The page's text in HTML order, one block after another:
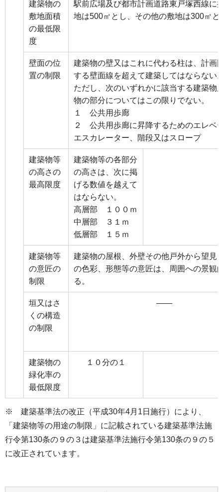
建築物の
敷地面積
の最低限
度
駅前広場及び都市計画道路東戸塚西線に
地は500㎡とし、その他の敷地は300㎡と
壁面の位
置の制限
建築物の壁又はこれに代わる柱は、計画
する壁面線を超えて建築してはならない
ただし、次のいずれかに該当する建築物
物の部分についてはこの限りでない。
１ 公共用歩廊
２ 公共用歩廊に昇降するためのエレベ
エスカレーター、階段又はスロープ
建築物等
の高さの
最高限度
建築物等の各部分
の高さは、次に掲
げる数値を越えて
はならない。
高層部 １００ｍ
中層部 ３１ｍ
低層部 １５ｍ
建築物等
の意匠の
制限
建築物の屋根、外壁その他戸外から望見
の色彩、形態等の意匠は、周囲への景観
る。
垣又はさ
くの構造
の制限
――
建築物の
緑化率の
最低限度
１０分の１
※ 建築基準法の改正（平成30年4月1日施行）により、
「建築物等の用途の制限」に記載されている建築基準法施
行令第130条の９の３は建築基準法施行令第130条の９の５
に改正されています。